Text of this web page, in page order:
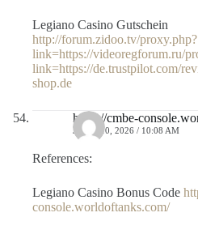
Legiano Casino Gutschein
http://forum.zidoo.tv/proxy.php?
link=https://videoregforum.ru/
link=https://de.trustpilot.com/
shop.de
https://cmbe-
JULIO 10, 2026 / 10:08 AM
References:
Legiano Casino Bonus Code
console.worldoftanks.com/